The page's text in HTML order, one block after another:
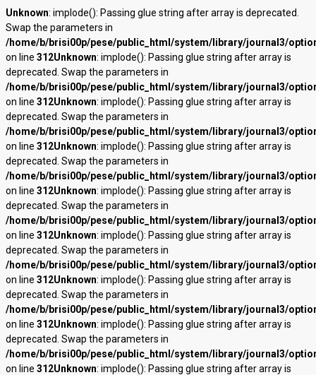
Unknown: implode(): Passing glue string after array is deprecated.
Swap the parameters in
/home/b/brisi00p/pese/public_html/system/library/journal3/
on line 312Unknown: implode(): Passing glue string after array is
deprecated. Swap the parameters in
/home/b/brisi00p/pese/public_html/system/library/journal3/
on line 312Unknown: implode(): Passing glue string after array is
deprecated. Swap the parameters in
/home/b/brisi00p/pese/public_html/system/library/journal3/
on line 312Unknown: implode(): Passing glue string after array is
deprecated. Swap the parameters in
/home/b/brisi00p/pese/public_html/system/library/journal3/
on line 312Unknown: implode(): Passing glue string after array is
deprecated. Swap the parameters in
/home/b/brisi00p/pese/public_html/system/library/journal3/
on line 312Unknown: implode(): Passing glue string after array is
deprecated. Swap the parameters in
/home/b/brisi00p/pese/public_html/system/library/journal3/
on line 312Unknown: implode(): Passing glue string after array is
deprecated. Swap the parameters in
/home/b/brisi00p/pese/public_html/system/library/journal3/
on line 312Unknown: implode(): Passing glue string after array is
deprecated. Swap the parameters in
/home/b/brisi00p/pese/public_html/system/library/journal3/
on line 312Unknown: implode(): Passing glue string after array is